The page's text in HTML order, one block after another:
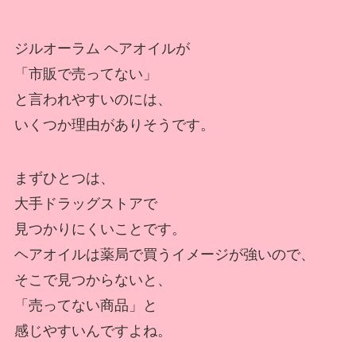
ジルオーラム ヘアオイルが
「市販で売ってない」
と言われやすいのには、
いくつか理由がありそうです。
まずひとつは、
大手ドラッグストアで
見つかりにくいことです。
ヘアオイルは薬局で買うイメージが強いので、
そこで見つからないと、
「売ってない商品」と
感じやすいんですよね。